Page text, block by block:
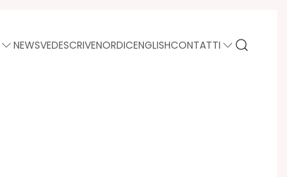
NEWSVEDESCRIVENORDICENGLISHCONTATTI